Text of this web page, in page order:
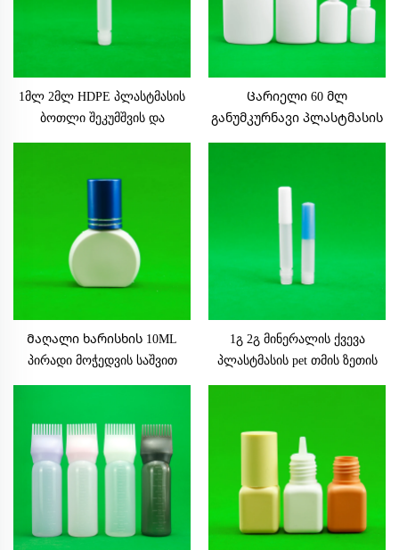
1მლ 2მლ HDPE პლასტმასის
ბოთლი შეკუმშვის და
პოციისთვის მაკიაჟისთვის
დაფოლიანი ყუთის შეფუთვა
გამოყენებისთვის
Ცარიელი 60 მლ
განუმკურნავი პლასტმასის
თმის ზეთის აპლიკატორის
მოხვევის გასაღები
სადისპენსებლო ფურცლით
Მაღალი ხარისხის 10ML
პირადი მოჭედვის საშვით
მინახვის გაშლის მინა
ბოჭკოვანი მოჭედვით უფრო
ხელსაყრელი მინახვის და
მინახვის გაშლის შეფუთვაში
1გ 2გ მინერალის ქვევა
პლასტმასის pet თმის ზეთის
ამოსაწევისთვის